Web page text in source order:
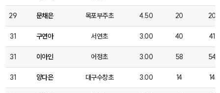
29 문채은 목포부주초 4.50 20 20
31 구연아 서연초 3.00 40 41
31 이아인 어정초 3.00 58 54
31 양다은 대구수창초 3.00 14 14